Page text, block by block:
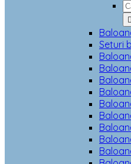

Seturi